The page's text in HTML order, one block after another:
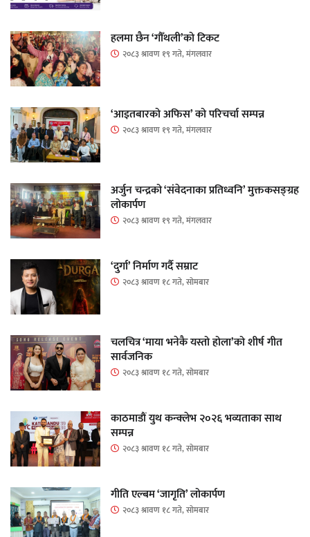
हलमा छैन ‘गौँथली’को टिकट
२०८३ श्रावण १९ गते, मंगलवार
‘आइतबारको अफिस’ को परिचर्चा सम्पन्न
२०८३ श्रावण १९ गते, मंगलवार
अर्जुन चन्द्रको ‘संवेदनाका प्रतिध्वनि’ मुक्तकसङ्ग्रह
लोकार्पण
२०८३ श्रावण १९ गते, मंगलवार
‘दुर्गा’ निर्माण गर्दै सम्राट
२०८३ श्रावण १८ गते, सोमबार
चलचित्र ‘माया भनेकै यस्तो होला’को शीर्ष गीत
सार्वजनिक
२०८३ श्रावण १८ गते, सोमबार
काठमाडौं युथ कन्क्लेभ २०२६ भव्यताका साथ
सम्पन्न
२०८३ श्रावण १८ गते, सोमबार
गीति एल्बम ‘जागृति’ लोकार्पण
२०८३ श्रावण १८ गते, सोमबार